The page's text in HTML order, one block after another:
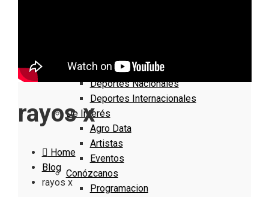
Deportes Locales
Deportes Nacionales
Deportes Internacionales
De Interés
Agro Data
Artistas
Eventos
Conózcanos
Programacion
rayos x
Home
Blog
rayos x